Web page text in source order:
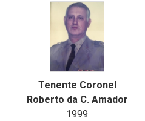
Tenente Coronel
Roberto da C. Amador
1999